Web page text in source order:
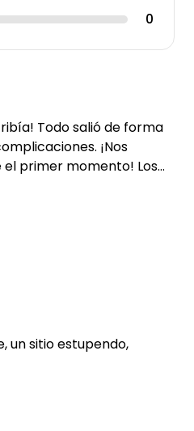
0
Todo salió de forma
¡Nos
el primer momento! Los
estupenda para los niños
nevera, disfrutamos de
estupendos con la
de campaña.
un sitio estupendo,